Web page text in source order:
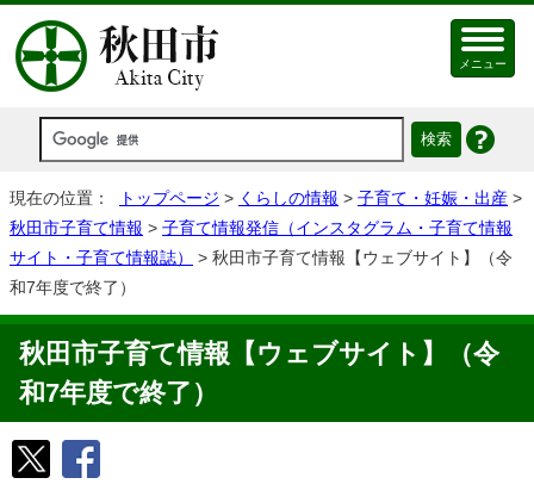
メニュー
現在の位置： トップページ > くらしの情報 > 子育て・妊娠・出産 >
秋田市子育て情報 > 子育て情報発信（インスタグラム・子育て情報
サイト・子育て情報誌）
> 秋田市子育て情報【ウェブサイト】（令
和7年度で終了）
秋田市子育て情報【ウェブサイト】（令
和7年度で終了）